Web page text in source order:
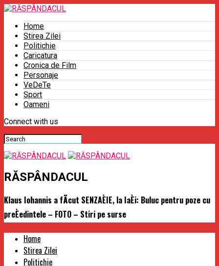
Home
Stirea Zilei
Politichie
Caricatura
Cronica de Film
Personaje
VeDeTe
Sport
Oameni
Connect with us
RĂSPÂNDACUL
Klaus Iohannis a fÄcut SENZAÈIE, la IaÈi: Buluc pentru poze cu
preÈedintele – FOTO – Stiri pe surse
Home
Stirea Zilei
Politichie